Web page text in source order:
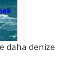
daha denize